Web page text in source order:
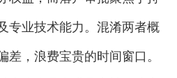
专业技术能力。混淆两者概
差，浪费宝贵的时间窗口。